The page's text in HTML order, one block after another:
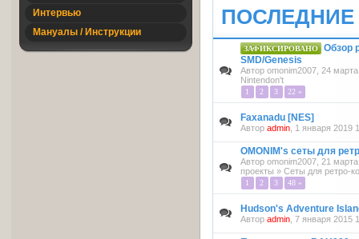
Интервью
Мануалы / Инструкции
ЗАФИКСИРОВАНО
Обзор
SMD/Genesis
Автор omonim2007 , 24
Nintendon't
1 2 3 22 »
Faxanadu [NES]
Автор admin , 1 января 2019
OMONIM's сеты для
Автор omonim2007 , 21
проекты » Сеты для ретро-
1 2 3 48 »
Hudson's Adventure
Автор admin , 7 января 2015